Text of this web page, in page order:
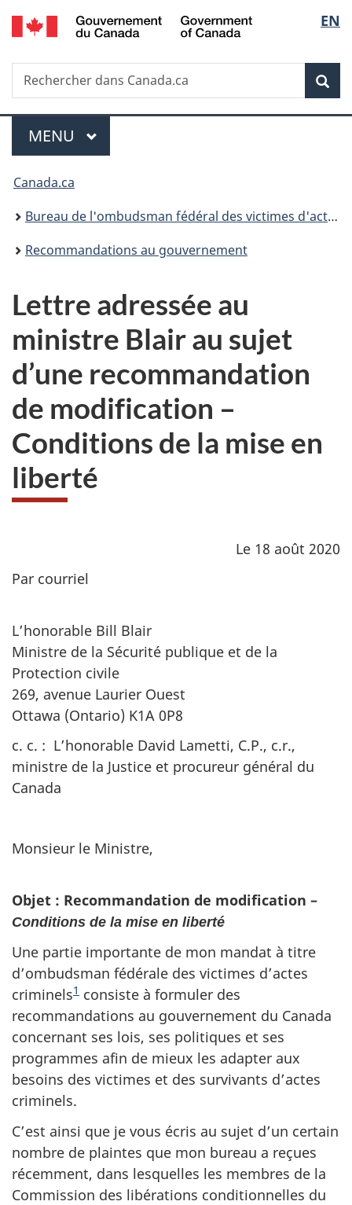
Passer
au
principal
Passer
à
Au
du
Passer
à
version
simplifiée
de
la
EN
Recherche
Rechercher
dans
Menu
MENU PRINCIPAL
Vous
êtes
ici :
Canada.ca
Bureau de l'ombudsman fédéral des victimes d'actes criminels
Recommandations au gouvernement
Lettre adressée au
ministre Blair au sujet
d’une recommandation
de modification –
Conditions de la mise en
liberté
Le 18 août 2020
Par courriel
L’honorable Bill Blair
Ministre de la Sécurité publique et de la
Protection civile
269, avenue Laurier Ouest
Ottawa (Ontario) K1A 0P8
c. c. : L’honorable David Lametti, C.P., c.r.,
ministre de la Justice et procureur général du
Canada
Monsieur le Ministre,
Objet : Recommandation de modification –
Conditions de la mise en liberté
Une partie importante de mon mandat à titre
d’ombudsman fédérale des victimes d’actes
criminels1 consiste à formuler des
recommandations au gouvernement du Canada
concernant ses lois, ses politiques et ses
programmes afin de mieux les adapter aux
besoins des victimes et des survivants d’actes
criminels.
C’est ainsi que je vous écris au sujet d’un certain
nombre de plaintes que mon bureau a reçues
récemment, dans lesquelles les membres de la
Commission des libérations conditionnelles du